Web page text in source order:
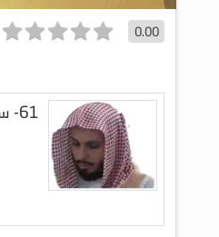
0.00
61- سورة الصف